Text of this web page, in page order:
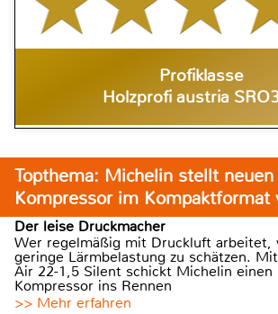
Profiklasse
Holzprofi austria
Topthema: Michelin stellt
Kompressor im Kompaktformat
Der leise Druckmacher
Wer regelmäßig mit Druckluft arbeitet,
geringe Lärmbelastung zu schätzen.
Air 22-1,5 Silent schickt Michelin einen
Kompressor ins Rennen
>> Mehr erfahren